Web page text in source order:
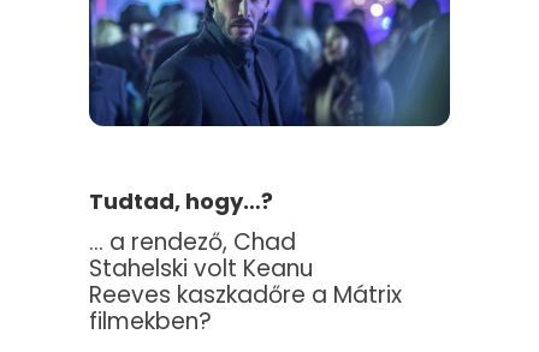
Tudtad, hogy…?
… a rendező, Chad
Stahelski volt Keanu
Reeves kaszkadőre a Mátrix
filmekben?